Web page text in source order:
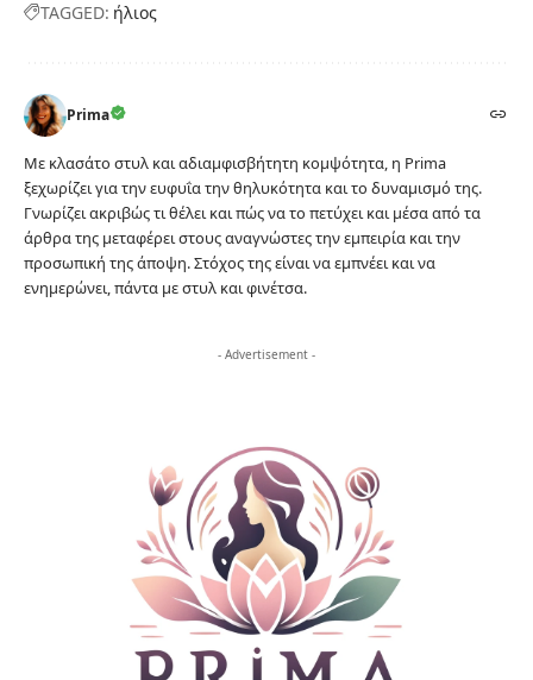
TAGGED: ήλιος
Prima
Με κλασάτο στυλ και αδιαμφισβήτητη κομψότητα, η Prima
ξεχωρίζει για την ευφυΐα την θηλυκότητα και το δυναμισμό της.
Γνωρίζει ακριβώς τι θέλει και πώς να το πετύχει και μέσα από τα
άρθρα της μεταφέρει στους αναγνώστες την εμπειρία και την
προσωπική της άποψη. Στόχος της είναι να εμπνέει και να
ενημερώνει, πάντα με στυλ και φινέτσα.
- Advertisement -